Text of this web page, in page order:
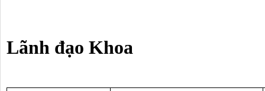
Lãnh đạo Khoa